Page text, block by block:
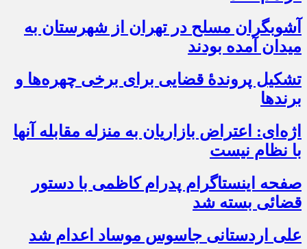
آشوبگران مسلح در تهران از شهرستان به
میدان آمده بودند
تشکیل پروندۀ قضایی برای برخی چهره‌ها و
برندها
اژه‌ای: اعتراض بازاریان به منزله مقابله آنها
با نظام نیست
صفحه اینستاگرام پدرام کاظمی با دستور
قضائی بسته شد
علی اردستانی جاسوس موساد اعدام شد